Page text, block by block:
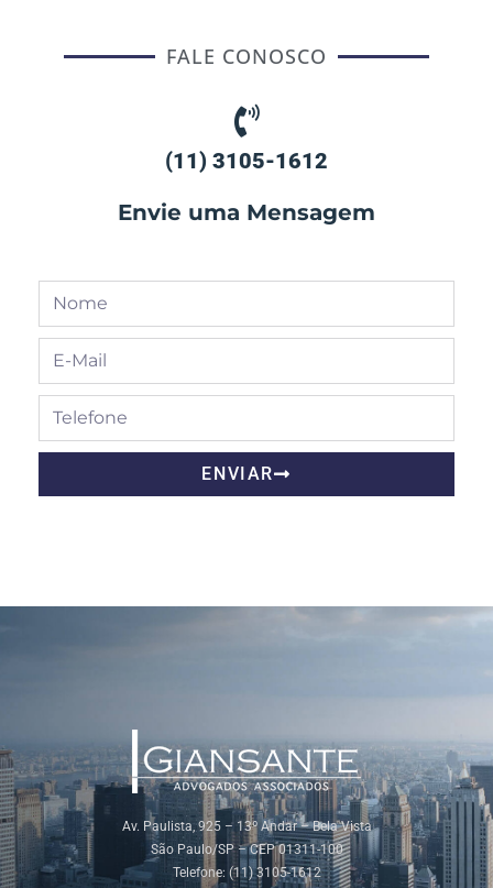
FALE CONOSCO
(11) 3105-1612
Envie uma Mensagem
ENVIAR
Av. Paulista, 925 – 13º Andar – Bela Vista
São Paulo/SP – CEP 01311-100
Telefone: (11) 3105-1612